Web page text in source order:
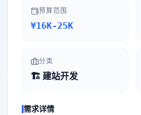
预算范围
¥16K-25K
分类
🏗️ 建站开发
需求详情